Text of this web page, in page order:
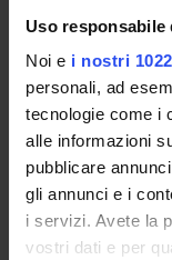
Uso responsabile
Noi e i nostri
personali, ad
tecnologie come i
alle informazioni
pubblicare
gli annunci e i
i servizi. Avete la
vostri dati e per
Lesson timetable
Degree
Exam calendar
Notices
Thesis and
Governing bodies
Faculty staff